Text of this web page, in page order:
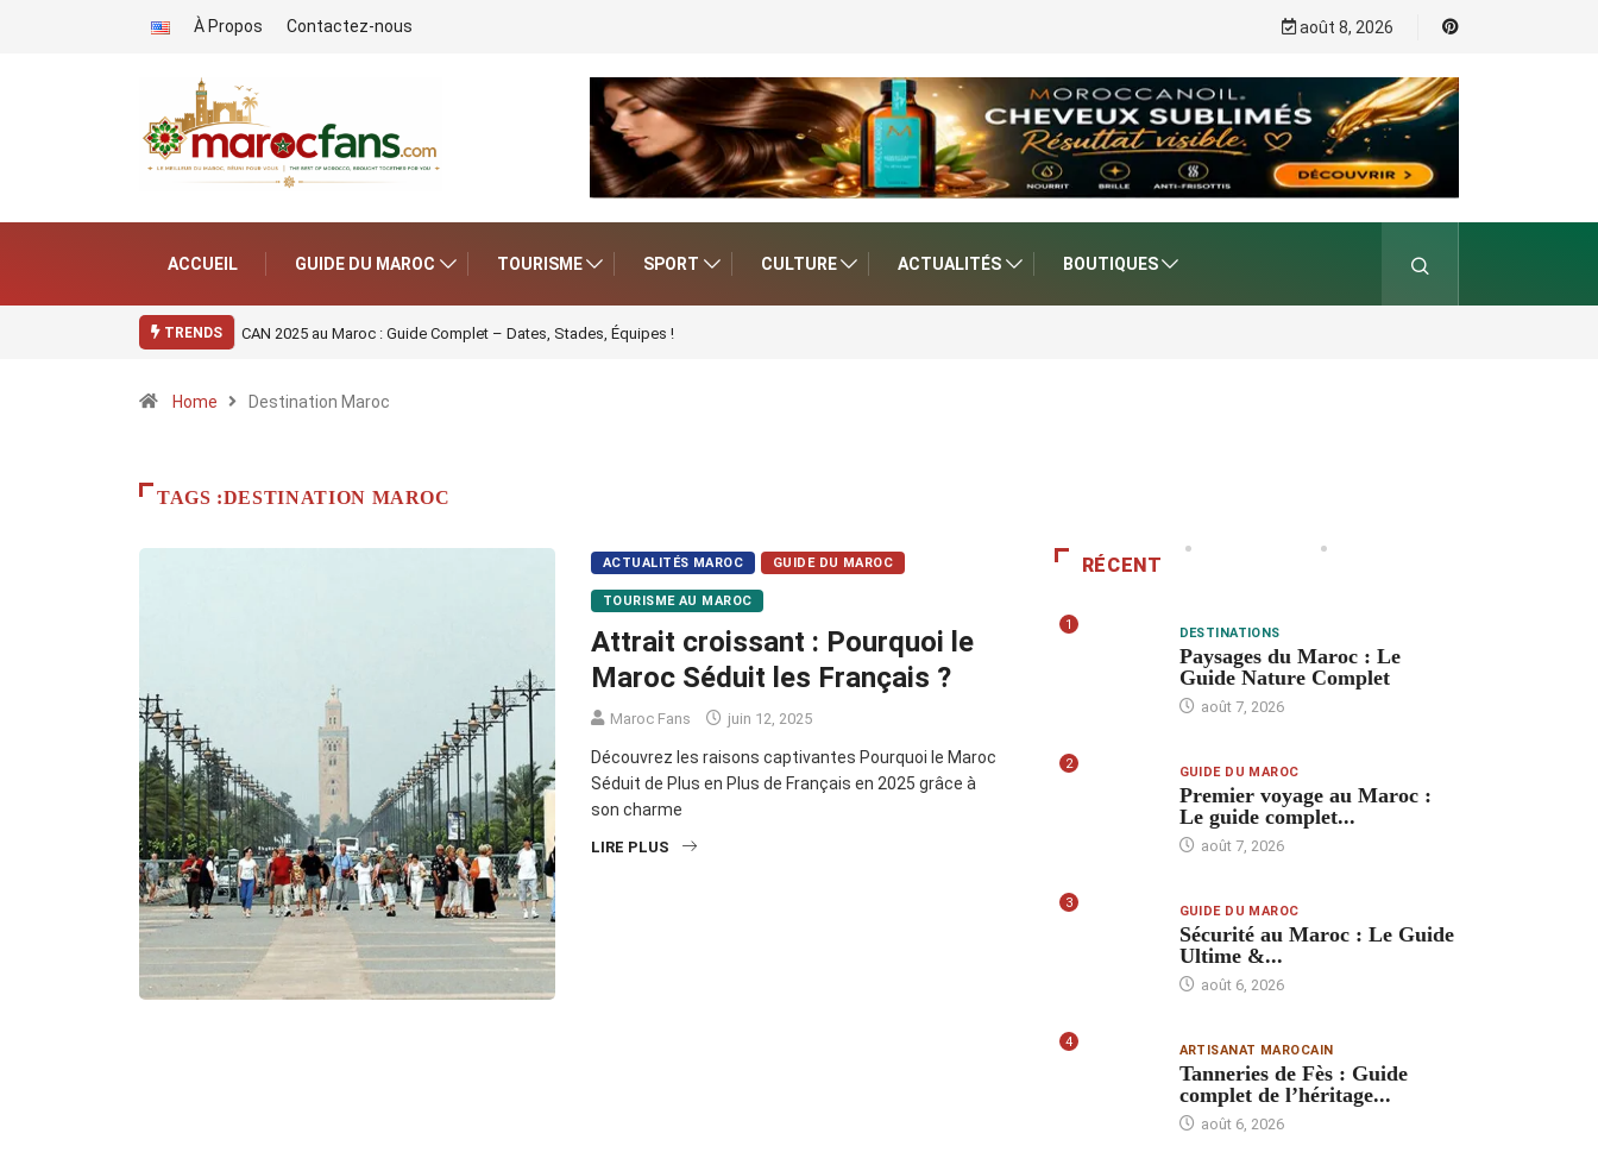
À Propos Contactez-nous août 8, 2026
ACCUEIL GUIDE DU MAROC TOURISME SPORT CULTURE ACTUALITÉS BOUTIQUES
TRENDS CAN 2025 au Maroc : Guide Complet – Dates, Stades, Équipes !
Home Destination Maroc
TAGS :DESTINATION MAROC
ACTUALITÉS MAROC GUIDE DU MAROC
TOURISME AU MAROC
Attrait croissant : Pourquoi le
Maroc Séduit les Français ?
Maroc Fans juin 12, 2025
Découvrez les raisons captivantes Pourquoi le Maroc
Séduit de Plus en Plus de Français en 2025 grâce à
son charme
LIRE PLUS
RÉCENT
1 DESTINATIONS
Paysages du Maroc : Le
Guide Nature Complet
août 7, 2026
2 GUIDE DU MAROC
Premier voyage au Maroc :
Le guide complet...
août 7, 2026
3 GUIDE DU MAROC
Sécurité au Maroc : Le Guide
Ultime &...
août 6, 2026
4 ARTISANAT MAROCAIN
Tanneries de Fès : Guide
complet de l’héritage...
août 6, 2026